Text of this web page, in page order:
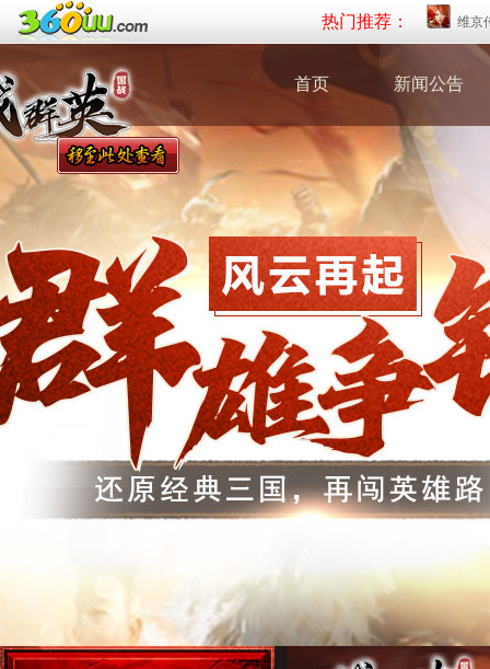
热门推荐： 维京
首页 新闻公告